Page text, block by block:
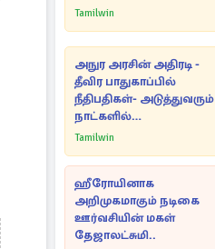
Tamilwin
அநுர அரசின் அதிரடி -
தீவிர பாதுகாப்பில்
நீதிபதிகள்- அடுத்துவரும்
நாட்களில்
அம்பலமாகவுள்ள ரகசியம்
Tamilwin
ஹீரோயினாக
அறிமுகமாகும் நடிகை
ஊர்வசியின் மகள்
தேஜாலட்சுமி..